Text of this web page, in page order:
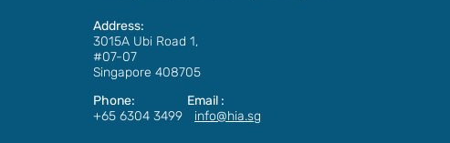
Address:
3015A Ubi Road 1,
#07-07
Singapore 408705
Phone: Email :
+65 6304 3499
info@hia.sg